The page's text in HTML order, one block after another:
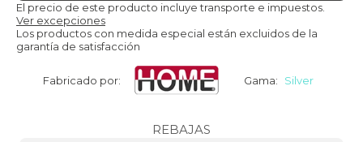
El precio de este producto incluye transporte e impuestos.
Ver excepciones
Los productos con medida especial están excluidos de la
garantía de satisfacción
Fabricado por: Gama: Silver
REBAJAS